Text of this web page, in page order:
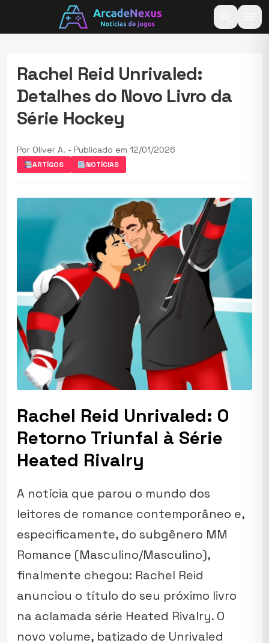
Rachel Reid Unrivaled:
Detalhes do Novo Livro da
Série Hockey
Por Oliver A. - Publicado em 12/01/2026
ARTÍGOS NOTÍCIAS
Rachel Reid Unrivaled: O
Retorno Triunfal à Série
Heated Rivalry
A notícia que parou o mundo dos
leitores de romance contemporâneo e,
especificamente, do subgênero MM
Romance (Masculino/Masculino),
finalmente chegou: Rachel Reid
anunciou o título do seu próximo livro
na aclamada série Heated Rivalry. O
novo volume, batizado de Unrivaled